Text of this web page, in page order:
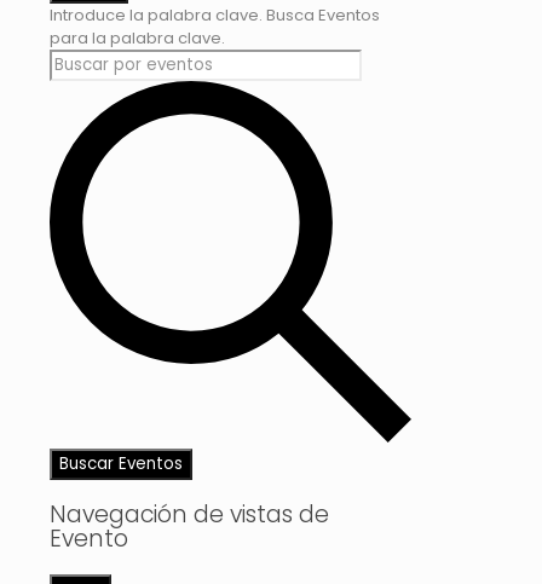
Introduce la palabra clave. Busca Eventos
para la palabra clave.
Buscar Eventos
Navegación de vistas de
Evento